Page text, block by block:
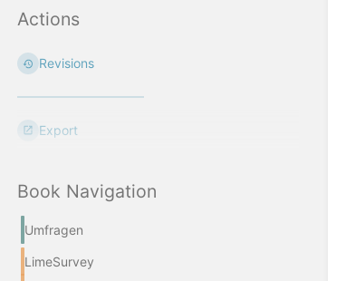
Actions
Revisions
Export
Book Navigation
Umfragen
LimeSurvey